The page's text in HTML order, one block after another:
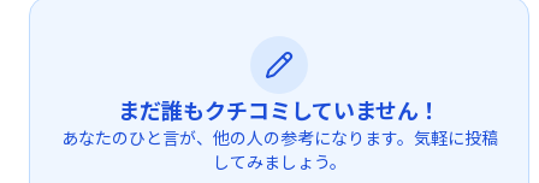
まだ誰もクチコミしていません！
あなたのひと言が、他の人の参考になります。気軽に投稿
してみましょう。